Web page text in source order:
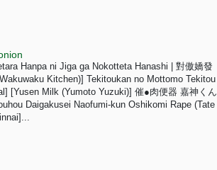
Hanpa ni Jiga ga Nokotteta Hanashi | 對傲嬌發
Kitchen)] Tekitoukan no Mottomo Tekitou
[Yusen Milk (Yumoto Yuzuki)] 催●肉便器 嘉神くん
Daigakusei Naofumi-kun Oshikomi Rape (Tate